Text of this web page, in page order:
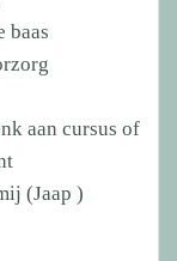
baas
aan cursus of
(Jaap )